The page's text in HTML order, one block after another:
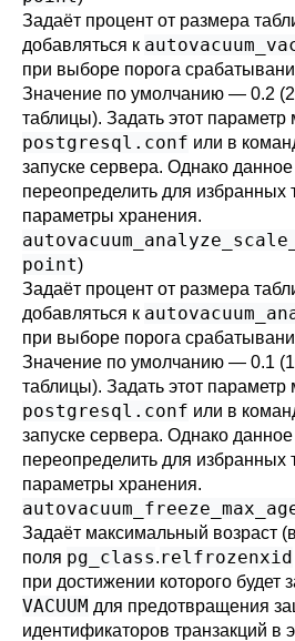
Задаёт процент от размера
добавляться к
при выборе порога
Значение по умолчанию — 0.2
таблицы). Задать этот параметр
postgresql.conf или в
запуске сервера. Однако
переопределить для избранных
параметры хранения.
point)
Задаёт процент от размера
добавляться к
при выборе порога
Значение по умолчанию — 0.1
таблицы). Задать этот параметр
postgresql.conf или в
запуске сервера. Однако
переопределить для избранных
параметры хранения.
Задаёт максимальный возраст
поля pg_class.relfrozenxid
при достижении которого будет
VACUUM для предотвращения
идентификаторов транзакций в